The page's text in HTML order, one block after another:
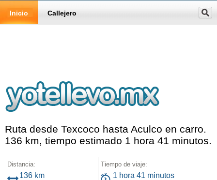
Inicio Callejero
Ruta desde Texcoco hasta Aculco en carro.
136 km, tiempo estimado 1 hora 41 minutos.
Distancia:
136 km
Tiempo de viaje:
1 hora 41 minutos